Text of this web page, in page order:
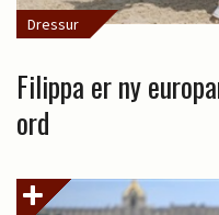
Dressur
Filippa er ny
ord